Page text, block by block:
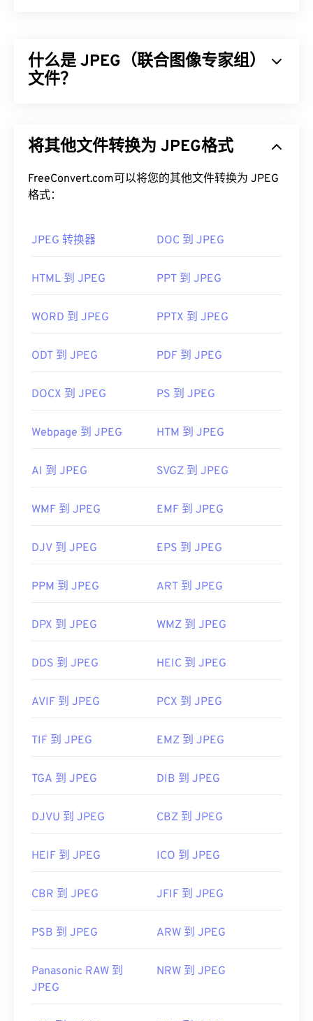
什么是 JPEG（联合图像专家组）
文件？
广泛应用的原因。因此，JPEG 文件相对较小，非常
们的JPEG 压缩工具将文件大小减少高达 80%！
如果您需要更好的压缩效果，您可以将
几乎所有图像查看器程序和应用程序都能识别并打开
图像查看器、图像编辑器或网页浏览器中打开它。要
择“打开方式”。
Chrome） 、Microsoft 应用程序（例如
Preview）
上自动打开。
首次发布：1992年9月18日
https://www.lifewire.com/jpg-jpeg-file-4139913
将其他文件转换为 JPEG格式
FreeConvert.com可以将您的其他文件转换为 JPEG
格式：
JPEG 转换器 DOC 到 JPEG
HTML 到 JPEG PPT 到 JPEG
WORD 到 JPEG PPTX 到 JPEG
ODT 到 JPEG PDF 到 JPEG
DOCX 到 JPEG PS 到 JPEG
Webpage 到 JPEG HTM 到 JPEG
AI 到 JPEG SVGZ 到 JPEG
WMF 到 JPEG EMF 到 JPEG
DJV 到 JPEG EPS 到 JPEG
PPM 到 JPEG ART 到 JPEG
DPX 到 JPEG WMZ 到 JPEG
DDS 到 JPEG HEIC 到 JPEG
AVIF 到 JPEG PCX 到 JPEG
TIF 到 JPEG EMZ 到 JPEG
TGA 到 JPEG DIB 到 JPEG
DJVU 到 JPEG CBZ 到 JPEG
HEIF 到 JPEG ICO 到 JPEG
CBR 到 JPEG JFIF 到 JPEG
PSB 到 JPEG ARW 到 JPEG
Panasonic RAW 到
JPEG
NRW 到 JPEG